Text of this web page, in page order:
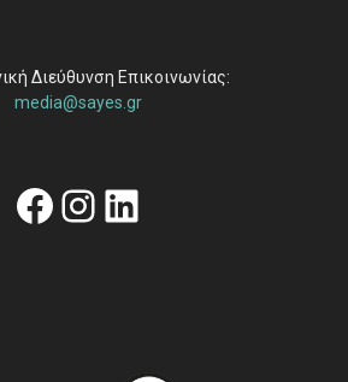
Διεύθυνση Επικοινωνίας:
media@sayes.gr
Facebook
Instagram
Linkedin